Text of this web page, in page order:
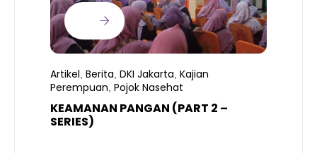
Artikel, Berita, DKI Jakarta, Kajian
Perempuan, Pojok Nasehat
KEAMANAN PANGAN (PART 2 –
SERIES)